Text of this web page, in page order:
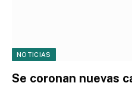
NOTICIAS
Se coronan nuevas